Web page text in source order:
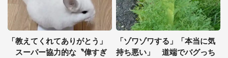
「教えてくれてありがとう」
スーパー協力的な〝偉すぎ
「ゾワゾワする」「本当に気
持ち悪い」 道端でバグっち